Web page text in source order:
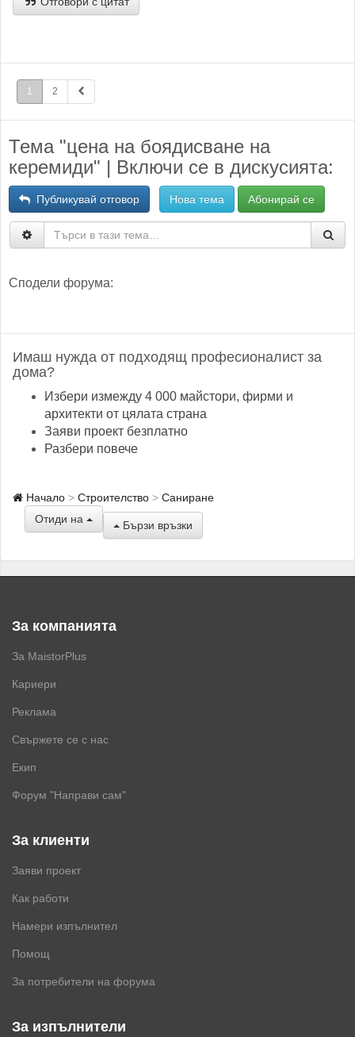
1 2
Тема "цена на боядисване на
керемиди" | Включи се в дискусията:
Публикувай отговор Нова тема Абонирай се
Сподели форума:
Имаш нужда от подходящ професионалист за
дома?
Избери измежду 4 000 майстори, фирми и
архитекти от цялата страна
Заяви проект безплатно
Разбери повече
Начало Строителство
Саниране
Отиди на
Бързи връзки
За компанията
За MaistorPlus
Кариери
Реклама
Свържете се с нас
Екип
Форум "Направи сам"
За клиенти
Заяви проект
Как работи
Намери изпълнител
Помощ
За потребители на форума
За изпълнители